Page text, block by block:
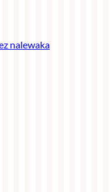
nalewaka